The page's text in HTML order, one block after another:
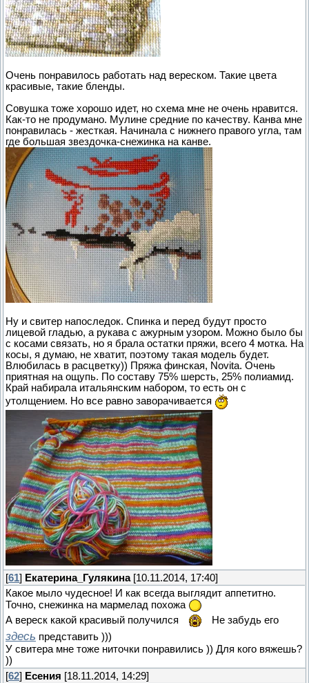
Очень понравилось работать над вереском. Такие цвета
красивые, такие бленды.
Совушка тоже хорошо идет, но схема мне не очень нравится.
Как-то не продумано. Мулине средние по качеству. Канва мне
понравилась - жесткая. Начинала с нижнего правого угла, там
где большая звездочка-снежинка на канве.
Ну и свитер напоследок. Спинка и перед будут просто
лицевой гладью, а рукава с ажурным узором. Можно было бы
с косами связать, но я брала остатки пряжи, всего 4 мотка. На
косы, я думаю, не хватит, поэтому такая модель будет.
Влюбилась в расцветку)) Пряжа финская, Novita. Очень
приятная на ощупь. По составу 75% шерсть, 25% полиамид.
Край набирала итальянским набором, то есть он с
утолщением. Но все равно заворачивается
[61] Екатерина_Гулякина[10.11.2014, 17:40]
Какое мыло чудесное! И как всегда выглядит аппетитно.
Точно, снежинка на мармелад похожа
А вереск какой красивый получился
Не забудь его
здесь представить )))
У свитера мне тоже ниточки понравились )) Для кого вяжешь?
))
[62] Есения [18.11.2014, 14:29]